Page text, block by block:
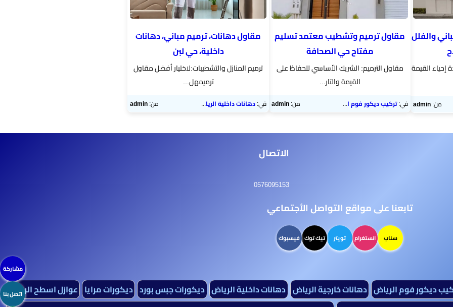
والفلل
القيمة
من:admin
مقاول ترميم وتشطيب معتمد تسليم
مفتاح حي الصحافة
مقاول الترميم: الشريك الأساسي للحفاظ على
القيمة والتار...
في:تركيب ديكور فوم الرياض من:admin
مقاول دهانات، ترميم مباني، دهانات
داخلية، حي لبن
ترميم المنازل والتشطيبات:لاختيار أفضل مقاول
ترميم​هل...
في:دهانات داخلية الرياض من:admin
الاتصال
0576095153
تابعنا على مواقع التواصل الأجتماعي
سناب انستغرام تويتر تيك توك فيسبوك
ديكور فوم الرياض دهانات خارجية الرياض دهانات داخلية الرياض ديكورات جبس بورد ديكورات مرايا عوازل اسطح الرياض
مشاركة
اتصل بنا